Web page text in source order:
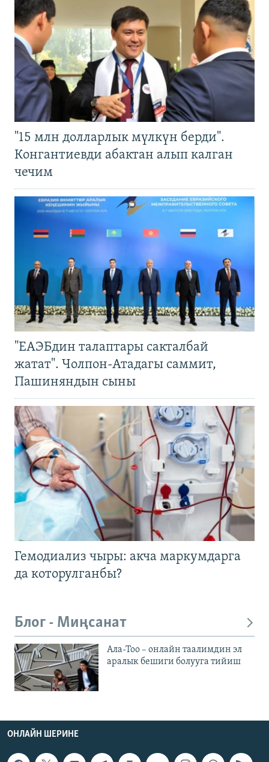
"15 млн долларлык мүлкүн берди".
Конгантиевди абактан алып калган
чечим
"ЕАЭБдин талаптары сакталбай
жатат". Чолпон-Атадагы саммит,
Пашиняндын сыны
Гемодиализ чыры: акча маркумдарга
да которулганбы?
Блог - Миңсанат
Ала-Тоо – онлайн таалимдин эл
аралык бешиги болууга тийиш
ОНЛАЙН ШЕРИНЕ